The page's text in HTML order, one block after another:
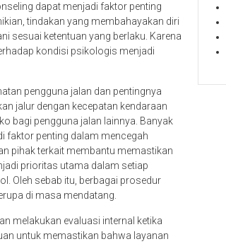
dapat menjadi faktor penting
tindakan yang membahayakan diri
sesuai ketentuan yang berlaku. Karena
kondisi psikologis menjadi
pengguna jalan dan pentingnya
jalur dengan kecepatan kendaraan
bagi pengguna jalan lainnya. Banyak
faktor penting dalam mencegah
pihak terkait membantu memastikan
prioritas utama dalam setiap
Oleh sebab itu, berbagai prosedur
di masa mendatang.
melakukan evaluasi internal ketika
untuk memastikan bahwa layanan